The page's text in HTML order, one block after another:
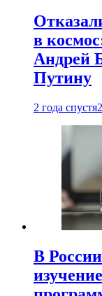
в
Андрей
Путину
2 года спустя
В